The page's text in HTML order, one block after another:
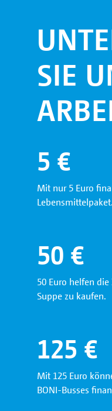
SIE
5 €
Mit nur 5 Euro
Lebensmittelpaket.
50 €
50 Euro helfen
Suppe zu kaufen.
125 €
Mit 125 Euro
BONI-Busses